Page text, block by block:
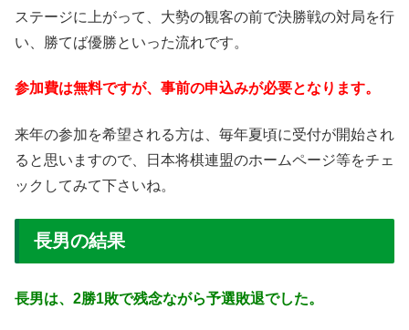
ステージに上がって、大勢の観客の前で決勝戦の対局を行
い、勝てば優勝といった流れです。
参加費は無料ですが、事前の申込みが必要となります。
来年の参加を希望される方は、毎年夏頃に受付が開始され
ると思いますので、日本将棋連盟のホームページ等をチェ
ックしてみて下さいね。
長男の結果
長男は、2勝1敗で残念ながら予選敗退でした。